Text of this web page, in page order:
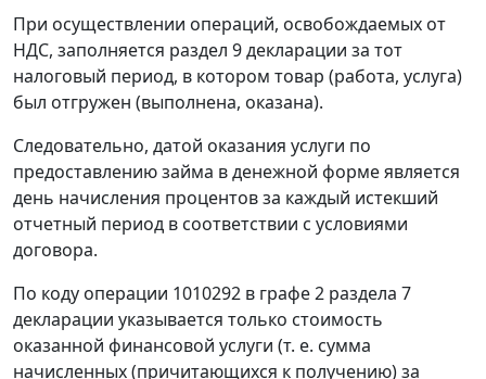
При осуществлении операций, освобождаемых от
НДС, заполняется раздел 9 декларации за тот
налоговый период, в котором товар (работа, услуга)
был отгружен (выполнена, оказана).
Следовательно, датой оказания услуги по
предоставлению займа в денежной форме является
день начисления процентов за каждый истекший
отчетный период в соответствии с условиями
договора.
По коду операции 1010292 в графе 2 раздела 7
декларации указывается только стоимость
оказанной финансовой услуги (т. е. сумма
начисленных (причитающихся к получению) за